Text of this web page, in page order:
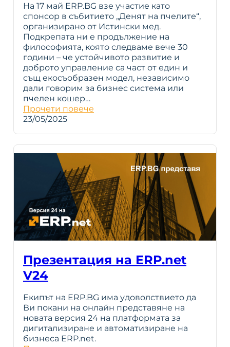
На 17 май ERP.BG взе участие като
спонсор в събитието „Денят на пчелите“,
организирано от Истински мед.
Подкрепата ни е продължение на
философията, която следваме вече 30
години – че устойчивото развитие и
доброто управление са част от един и
същ екосъобразен модел, независимо
дали говорим за бизнес система или
пчелен кошер…
Прочети повече
23/05/2025
Презентация на ERP.net
V24
Екипът на ERP.BG има удоволствието да
Ви покани на онлайн представяне на
новата версия 24 на платформата за
дигитализиране и автоматизиране на
бизнеса ERP.net.